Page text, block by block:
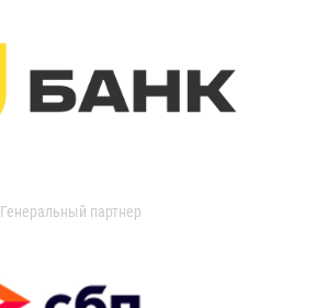
Генеральный партнер